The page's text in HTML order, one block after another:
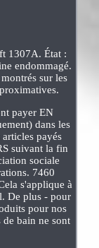
1307A. État :
endommagé.
sur les
payer EN
dans les
payés
suivant la fin
sociale
7460
s'applique à
De plus - pour
pour nos
de bain ne sont